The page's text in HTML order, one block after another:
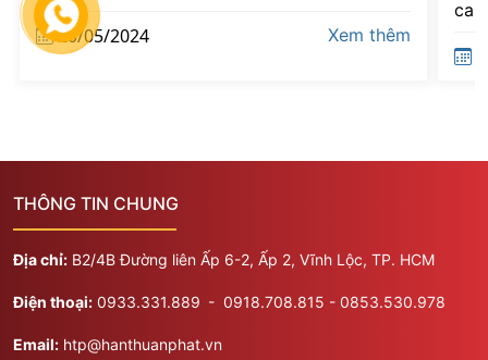
20/05/2024 Xem thêm
THÔNG TIN CHUNG
Địa chỉ: B2/4B Đường liên Ấp 6-2, Ấp 2, Vĩnh Lộc, TP. HCM
Điện thoại: 0933.331.889 ​​​- 0918.708.815 - 0853.530.978
Email: htp@hanthuanphat.vn